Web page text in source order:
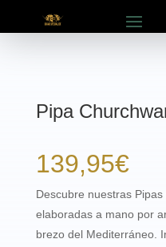
Pipa
139,95€
Descubre nuestras
elaboradas a mano por
brezo del Mediterráneo.